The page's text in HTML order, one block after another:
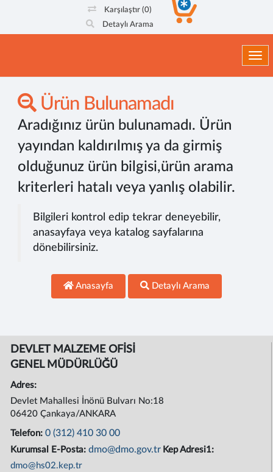
Karşılaştır (0)
Detaylı Arama
Ürün Bulunamadı
Aradığınız ürün bulunamadı. Ürün
yayından kaldırılmış ya da girmiş
olduğunuz ürün bilgisi,ürün arama
kriterleri hatalı veya yanlış olabilir.
Bilgileri kontrol edip tekrar deneyebilir,
anasayfaya veya katalog sayfalarına
dönebilirsiniz.
Anasayfa Detaylı Arama
DEVLET MALZEME OFİSİ
GENEL MÜDÜRLÜĞÜ
Adres:
Devlet Mahallesi İnönü Bulvarı No:18
06420 Çankaya/ANKARA
Telefon:0 (312) 410 30 00
Kurumsal E-Posta:dmo@dmo.gov.tr Kep Adresi1:
dmo@hs02.kep.tr